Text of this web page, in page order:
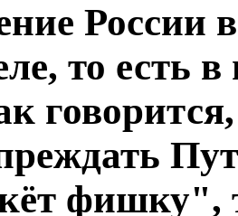
России
то есть
фишку",